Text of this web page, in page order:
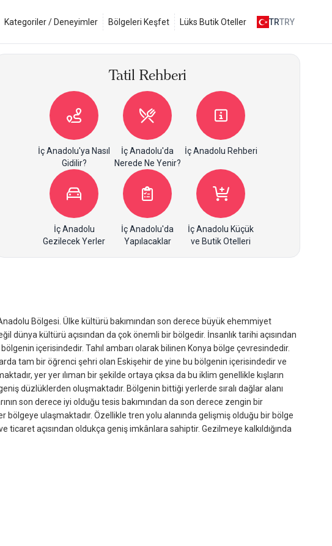
Kategoriler / Deneyimler Bölgeleri Keşfet Lüks Butik Oteller TRTRY
Tatil Rehberi
İç Anadolu'ya Nasıl
Gidilir?
İç Anadolu'da
Nerede Ne Yenir?
İç Anadolu Rehberi
İç Anadolu
Gezilecek Yerler
İç Anadolu'da
Yapılacaklar
İç Anadolu Küçük
ve Butik Otelleri
Bölgesi. Ülke kültürü bakımından son derece büyük ehemmiyet
dünya kültürü açısından da çok önemli bir bölgedir. İnsanlık tarihi açısından
içerisindedir. Tahıl ambarı olarak bilinen Konya bölge çevresindedir.
tam bir öğrenci şehri olan Eskişehir de yine bu bölgenin içerisindedir ve
yer yer ılıman bir şekilde ortaya çıksa da bu iklim genellikle kışların
düzlüklerden oluşmaktadır. Bölgenin bittiği yerlerde sıralı dağlar alanı
son derece iyi olduğu tesis bakımından da son derece zengin bir
bölgeye ulaşmaktadır. Özellikle tren yolu alanında gelişmiş olduğu bir bölge
ticaret açısından oldukça geniş imkânlara sahiptir. Gezilmeye kalkıldığında